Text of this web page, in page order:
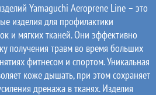
Yamaguchi Aeroprene Line – это
изделия для профилактики
и мягких тканей. Они эффективно
получения травм во время больших
фитнесом и спортом. Уникальная
коже дышать, при этом сохраняет
дренажа в тканях. Изделия